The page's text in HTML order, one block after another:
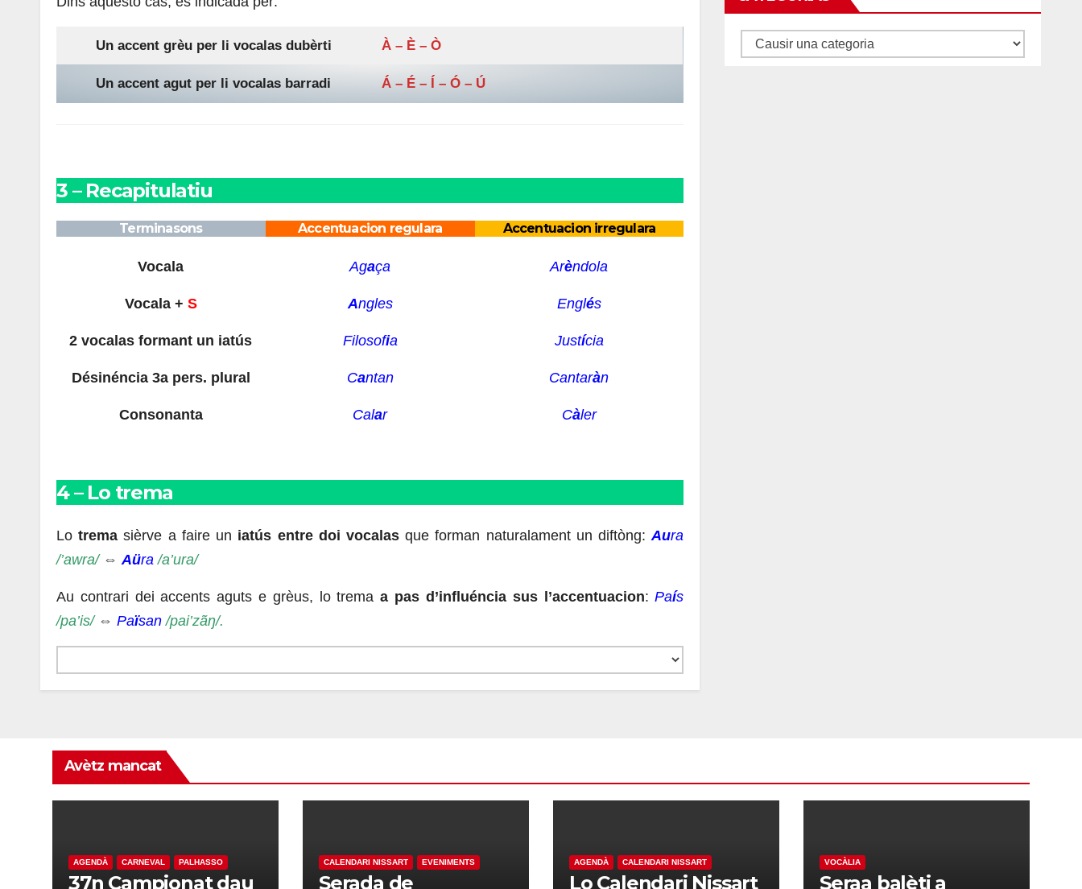
Un accent grèu per li vocalas dubèrti À – È – Ò
Un accent agut per li vocalas barradi Á – É – Í – Ó – Ú
3– Recapitulatiu
Terminasons
Vocala
Vocala + S
2 vocalas formant un iatús
Désinéncia 3a pers. plural
Consonanta
Accentuacion regulara
Agaça
Angles
Filosofia
Cantan
Calar
Accentuacion irregulara
Arèndola
Englés
Justícia
Cantaràn
Càler
4– Lo trema
Lotrema sièrve a faire un iatús entre doi vocalas que forman naturalament un diftòng:Aura
/’awra/⇔ Aüra/a’ura/
Au contrari dei accents aguts e grèus, lo tremaa pas d’influéncia sus l’accentuacion:País
/pa’is/⇔ Païsan /pai’zãŋ/.
Categorias
Avètz mancat
AGENDÀ CARNEVAL PALHASSO
37n Campionat dau
CALENDARI NISSART EVENIMENTS
Serada de
AGENDÀ CALENDARI NISSART
Lo Calendari Nissart
VOCÀLIA
Seraa balèti a